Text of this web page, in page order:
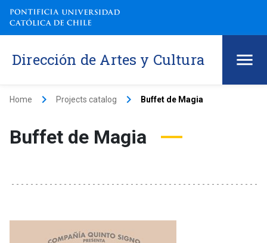
Dirección de Artes y Cultura
Home keyboard_arrow_right Projects catalog keyboard_arrow_right Buffet de Magia
Buffet de Magia